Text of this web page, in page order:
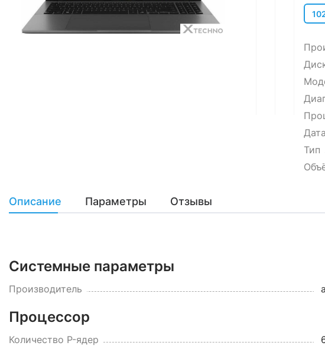
Тип
Описание Параметры Отзывы
Системные параметры
Производитель
Процессор
Количество P-ядер